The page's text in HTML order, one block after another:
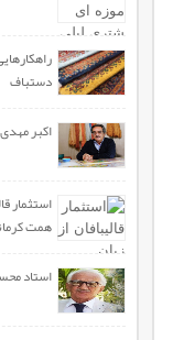
دستباف
اکبر
استثمار
همت
استاد